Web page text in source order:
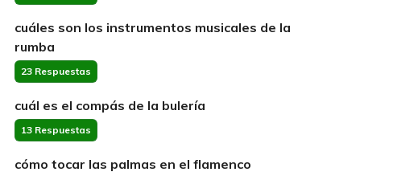
cuáles son los instrumentos musicales de la
rumba
23 Respuestas
cuál es el compás de la bulería
13 Respuestas
cómo tocar las palmas en el flamenco